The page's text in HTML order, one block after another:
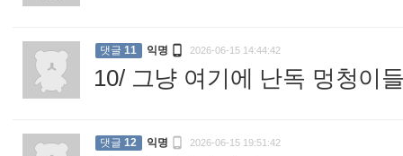
댓글 11 익명  2026-06-15 14:44:42
10/ 그냥 여기에 난독 멍청이
댓글 12 익명  2026-06-15 19:51:42